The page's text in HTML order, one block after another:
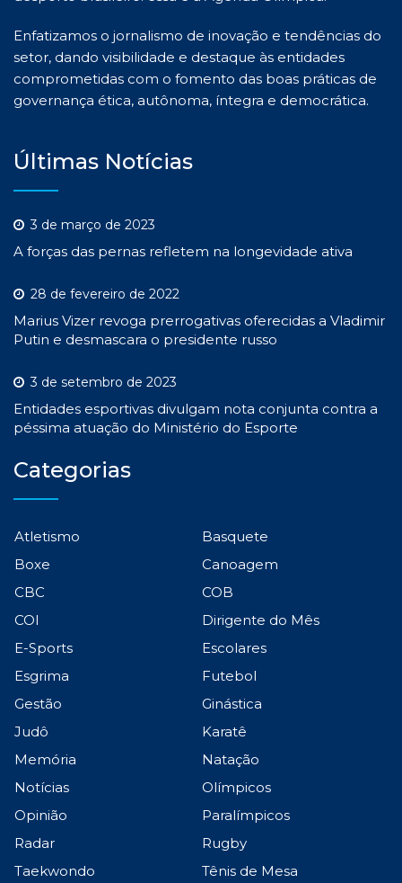
Enfatizamos o jornalismo de inovação e tendências do
setor, dando visibilidade e destaque às entidades
comprometidas com o fomento das boas práticas de
governança ética, autônoma, íntegra e democrática.
Últimas Notícias
3 de março de 2023
A forças das pernas refletem na longevidade ativa
28 de fevereiro de 2022
Marius Vizer revoga prerrogativas oferecidas a Vladimir
Putin e desmascara o presidente russo
3 de setembro de 2023
Entidades esportivas divulgam nota conjunta contra a
péssima atuação do Ministério do Esporte
Categorias
Atletismo
Basquete
Boxe
Canoagem
CBC
COB
COI
Dirigente do Mês
E-Sports
Escolares
Esgrima
Futebol
Gestão
Ginástica
Judô
Karatê
Memória
Natação
Notícias
Olímpicos
Opinião
Paralímpicos
Radar
Rugby
Taekwondo
Tênis de Mesa